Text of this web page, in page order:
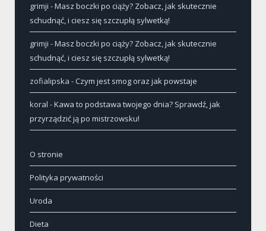
grimji -Masz boczki po ciąży? Zobacz, jak skutecznie
schudnąć, i ciesz się szczupłą sylwetką!
grimji -Masz boczki po ciąży? Zobacz, jak skutecznie
schudnąć, i ciesz się szczupłą sylwetką!
zofialipska -Czym jest smog oraz jak powstaje
koral -Kawa to podstawa twojego dnia? Sprawdź, jak
przyrządzić ją po mistrzowsku!
O stronie
Polityka prywatności
Uroda
Dieta